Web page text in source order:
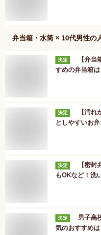
弁当箱・水筒 × 10代男性の
決定
【弁
すめの弁当箱は
決定
【汚
としやすいお
決定
【密
もOKなど！洗
決定
男子高
気のおすすめは